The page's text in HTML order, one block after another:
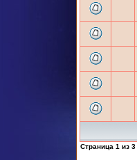
Страница 1 из 3